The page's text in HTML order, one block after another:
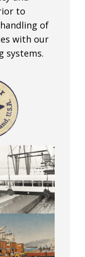
to
of
with our
systems.